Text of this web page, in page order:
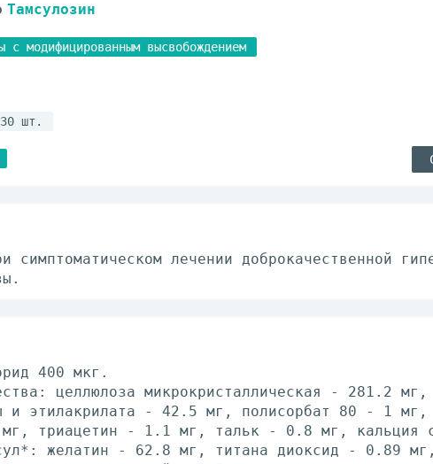
Тамсулозин
с модифицированным высвобождением
30 шт.
симптоматическом лечении доброкачественной
400 мкг.
целлюлоза микрокристаллическая - 281.2 мг,
и этилакрилата - 42.5 мг, полисорбат 80 - 1 мг,
мг, триацетин - 1.1 мг, тальк - 0.8 мг, кальция
желатин - 62.8 мг, титана диоксид - 0.89